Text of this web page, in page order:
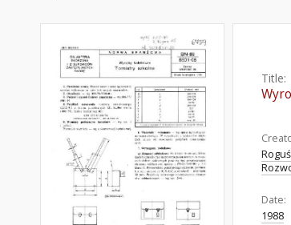
Title:
Date:
1988